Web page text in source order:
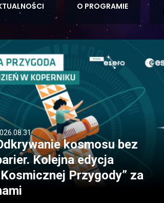
O PROGRAMIE
kosmosu bez
Kolejna edycja
Przygody” za